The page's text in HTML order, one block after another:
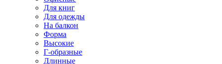
Для книг
Для одежды
На балкон
Форма
Высокие
Г-образные
Длинные